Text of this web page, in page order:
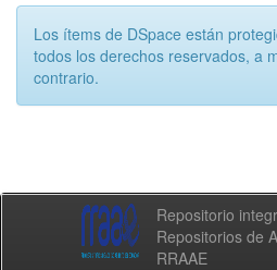
Los ítems de DSpace están
todos los derechos reservados, a
contrario.
Repositorio
Repositorios de
RRAAE